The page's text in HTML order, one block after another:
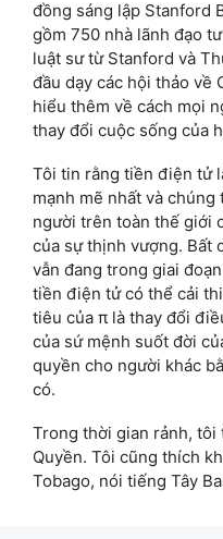
đồng sáng lập Stanford
gồm 750 nhà lãnh đạo
luật sư từ Stanford và
đầu dạy các hội thảo về
hiểu thêm về cách mọi
thay đổi cuộc sống của
Tôi tin rằng tiền điện tử
mạnh mẽ nhất và
người trên toàn thế giới
của sự thịnh vượng. Bất
vẫn đang trong giai
tiền điện tử có thể cải
tiêu của π là thay đổi
của sứ mệnh suốt đời
quyền cho người khác
có.
Trong thời gian rảnh, tôi
Quyền. Tôi cũng thích
Tobago, nói tiếng Tây